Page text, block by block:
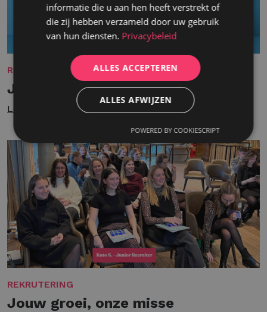
REKRUTERING
Jonge talenten aan zet
Lees meer
REKRUTERING
Jouw groei, onze misse
informatie die u aan hen heeft verstrekt of
die zij hebben verzameld door uw gebruik
van hun diensten. Privacybeleid
ALLES ACCEPTEREN
ALLES AFWIJZEN
POWERED BY COOKIESCRIPT